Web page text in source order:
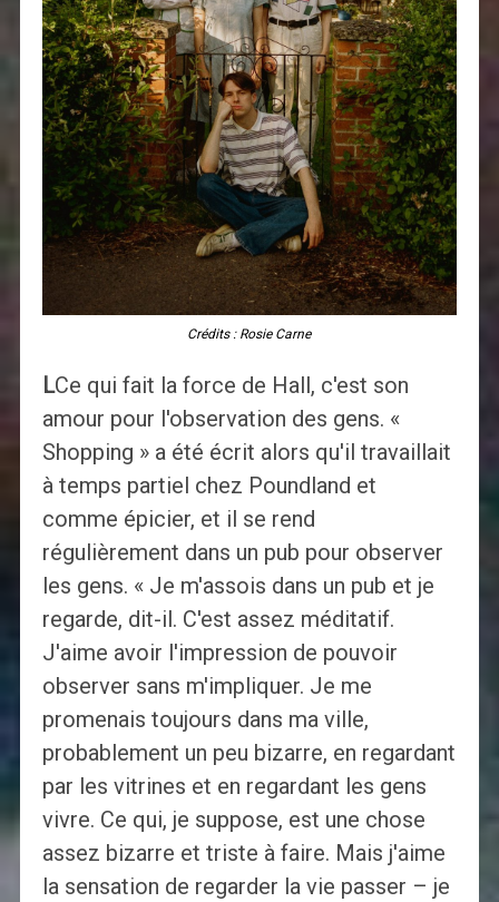
Crédits : Rosie Carne
LCe qui fait la force de Hall, c'est son
amour pour l'observation des gens. «
Shopping » a été écrit alors qu'il travaillait
à temps partiel chez Poundland et
comme épicier, et il se rend
régulièrement dans un pub pour observer
les gens. « Je m'assois dans un pub et je
regarde, dit-il. C'est assez méditatif.
J'aime avoir l'impression de pouvoir
observer sans m'impliquer. Je me
promenais toujours dans ma ville,
probablement un peu bizarre, en regardant
par les vitrines et en regardant les gens
vivre. Ce qui, je suppose, est une chose
assez bizarre et triste à faire. Mais j'aime
la sensation de regarder la vie passer – je